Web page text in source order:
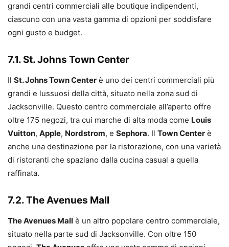
grandi centri commerciali alle boutique indipendenti,
ciascuno con una vasta gamma di opzioni per soddisfare
ogni gusto e budget.
7.1. St. Johns Town Center
Il St. Johns Town Center è uno dei centri commerciali più
grandi e lussuosi della città, situato nella zona sud di
Jacksonville. Questo centro commerciale all’aperto offre
oltre 175 negozi, tra cui marche di alta moda come Louis
Vuitton, Apple, Nordstrom, e Sephora. Il Town Center è
anche una destinazione per la ristorazione, con una varietà
di ristoranti che spaziano dalla cucina casual a quella
raffinata.
7.2. The Avenues Mall
The Avenues Mall è un altro popolare centro commerciale,
situato nella parte sud di Jacksonville. Con oltre 150